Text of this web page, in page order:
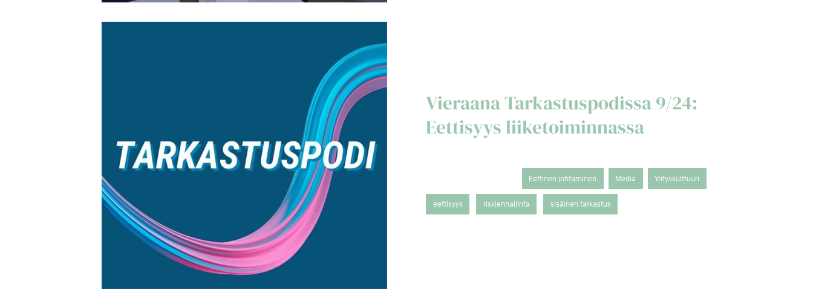
Vieraana Tarkastuspodissa 9/24:
Eettisyys liiketoiminnassa
Eettinen johtaminen Media Yrityskulttuuri
eettisyys riskienhallinta sisäinen tarkastus